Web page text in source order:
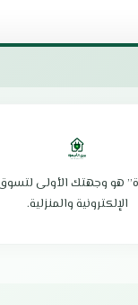
مستويات الحرارة: 3
نظام التدفئة:
لتوزيع متساوٍ
هو وجهتك الأولى
الإلكترونية والمنزلية.